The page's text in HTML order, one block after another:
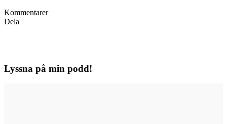
Kommentarer
Dela
Lyssna på min podd!